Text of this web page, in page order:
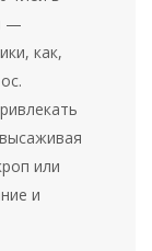
—
как,
или
и